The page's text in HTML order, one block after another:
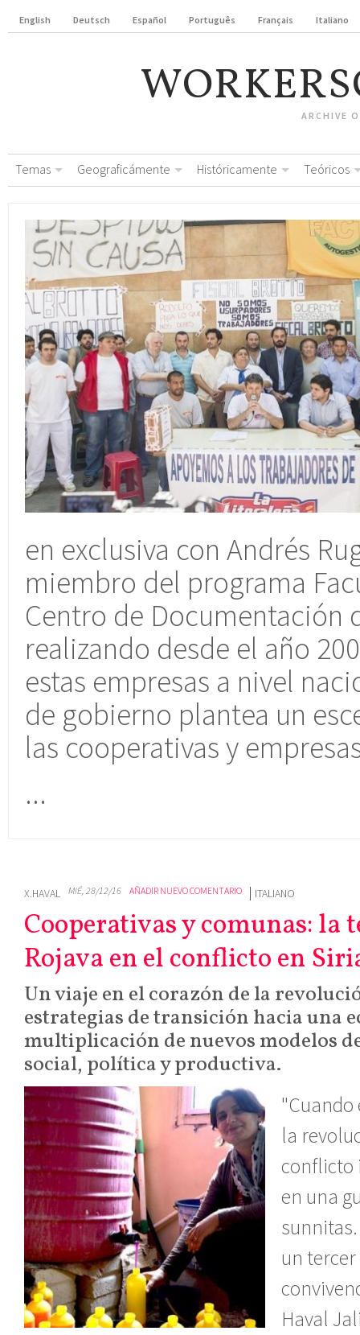
English Deutsch Español Português Français Italiano
ARCHIVE
Temas Geograficámente Históricamente Teóricos
en exclusiva con Andrés
miembro del programa
Centro de Documentación
realizando desde el año
estas empresas a nivel
de gobierno plantea un
las cooperativas y
...
X.HAVAL MIÉ, 28/12/16 AÑADIR NUEVO COMENTARIO ITALIANO
Cooperativas y comunas: la
Rojava en el conflicto en
Un viaje en el corazón de la
estrategias de transición hacia una
multiplicación de nuevos modelos
social, política y productiva.
"Cuando
la
conflicto
en una
un
Haval